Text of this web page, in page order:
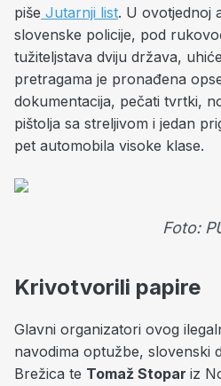
piše Jutarnji list. U ovotjednoj
slovenske policije, pod
tužiteljstava dviju država,
pretragama je pronađena
dokumentacija, pečati tvrtki,
pištolja sa streljivom i jedan
pet automobila visoke klase.
Foto:
Krivotvorili papire
Glavni organizatori ovog
navodima optužbe, slovenski
Brežica te Tomaž Stopar iz